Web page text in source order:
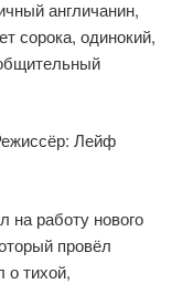
англичанин,
сорока, одинокий,
Лейф
на работу нового
провёл
о тихой,